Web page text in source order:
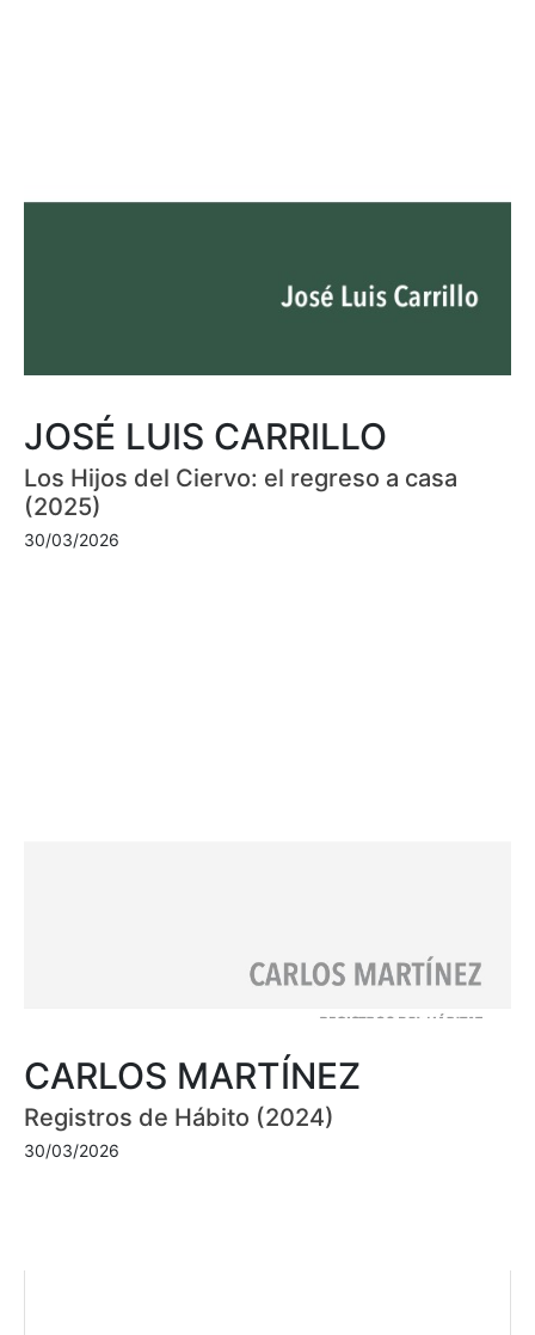
JOSÉ LUIS CARRILLO
Los Hijos del Ciervo: el regreso a casa
(2025)
30/03/2026
CARLOS MARTÍNEZ
Registros de Hábito (2024)
30/03/2026